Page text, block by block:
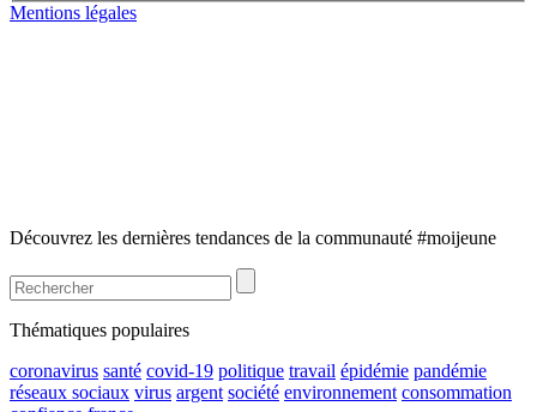
Mentions légales
Découvrez les dernières tendances de la communauté #moijeune
Thématiques populaires
coronavirus santé covid-19 politique travail épidémie pandémie
réseaux sociaux virus argent société environnement consommation